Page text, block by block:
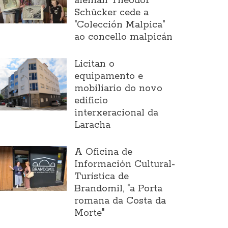
Schücker cede a
"Colección Malpica"
ao concello malpicán
Licitan o
equipamento e
mobiliario do novo
edificio
interxeracional da
Laracha
A Oficina de
Información Cultural-
Turística de
Brandomil, "a Porta
romana da Costa da
Morte"